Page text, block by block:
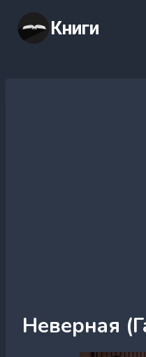
содержимому
Книги
Неверная